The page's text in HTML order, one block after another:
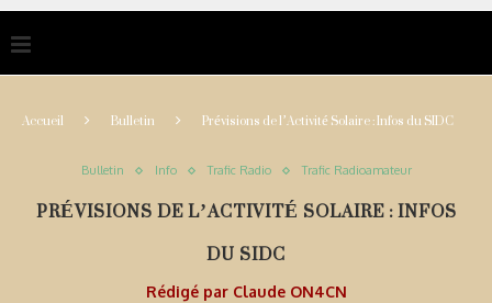
Accueil Bulletin Prévisions de l’Activité Solaire : Infos du SIDC
Bulletin Info Trafic Radio Trafic Radioamateur
PRÉVISIONS DE L’ACTIVITÉ SOLAIRE : INFOS
DU SIDC
Rédigé par Claude ON4CN